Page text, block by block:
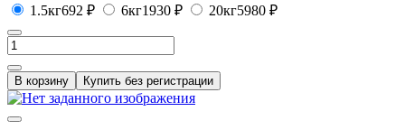
1.5кг692 ₽ 6кг1930 ₽ 20кг5980 ₽
В корзину Купить без регистрации